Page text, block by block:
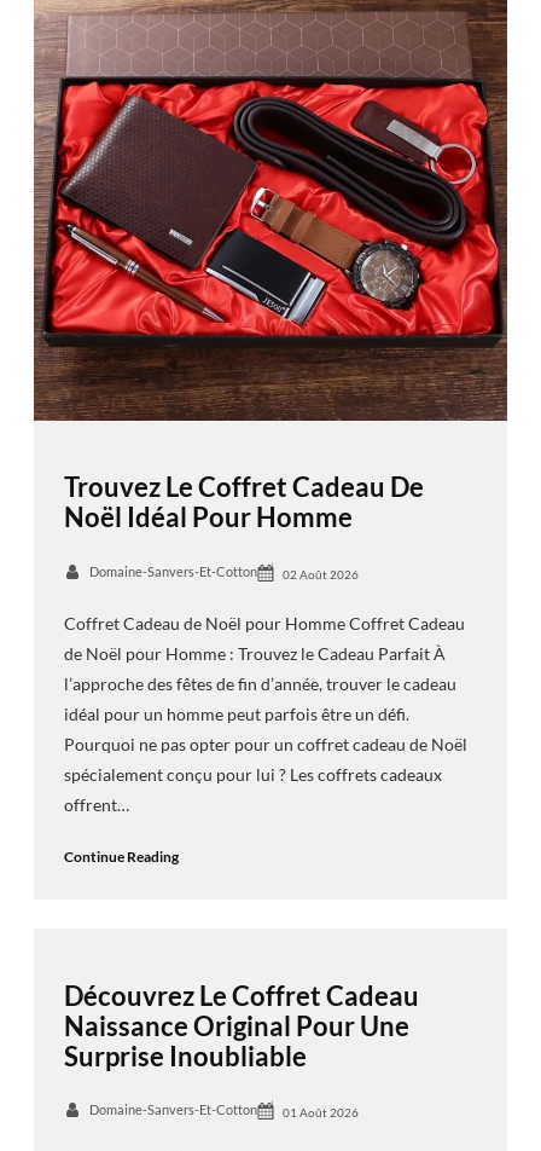
Trouvez Le Coffret Cadeau De
Noël Idéal Pour Homme
Domaine-Sanvers-Et-Cotton 02 Août 2026
Coffret Cadeau de Noël pour Homme Coffret Cadeau
de Noël pour Homme : Trouvez le Cadeau Parfait À
l’approche des fêtes de fin d’année, trouver le cadeau
idéal pour un homme peut parfois être un défi.
Pourquoi ne pas opter pour un coffret cadeau de Noël
spécialement conçu pour lui ? Les coffrets cadeaux
offrent…
Continue Reading
Découvrez Le Coffret Cadeau
Naissance Original Pour Une
Surprise Inoubliable
Domaine-Sanvers-Et-Cotton 01 Août 2026